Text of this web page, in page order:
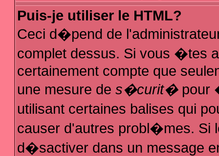
Puis-je utiliser le HTML?
Ceci d�pend de
complet dessus. Si vous �tes
certainement compte que
une mesure de s�curit�pour
utilisant certaines balises qui
causer d'autres probl�mes. Si
d�sactiver dans un message